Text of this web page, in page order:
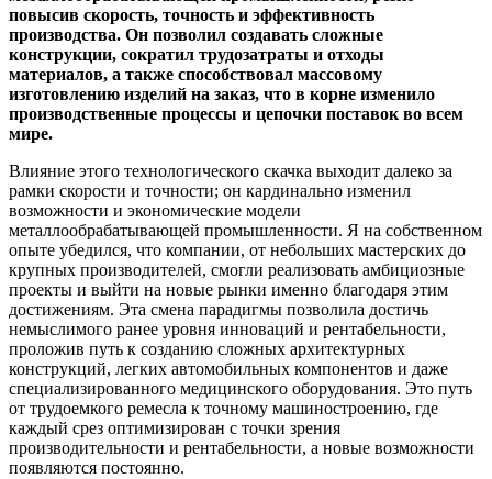
повысив скорость, точность и эффективность
производства. Он позволил создавать сложные
конструкции, сократил трудозатраты и отходы
материалов, а также способствовал массовому
изготовлению изделий на заказ, что в корне изменило
производственные процессы и цепочки поставок во всем
мире.
Влияние этого технологического скачка выходит далеко за
рамки скорости и точности; он кардинально изменил
возможности и экономические модели
металлообрабатывающей промышленности. Я на собственном
опыте убедился, что компании, от небольших мастерских до
крупных производителей, смогли реализовать амбициозные
проекты и выйти на новые рынки именно благодаря этим
достижениям. Эта смена парадигмы позволила достичь
немыслимого ранее уровня инноваций и рентабельности,
проложив путь к созданию сложных архитектурных
конструкций, легких автомобильных компонентов и даже
специализированного медицинского оборудования. Это путь
от трудоемкого ремесла к точному машиностроению, где
каждый срез оптимизирован с точки зрения
производительности и рентабельности, а новые возможности
появляются постоянно.